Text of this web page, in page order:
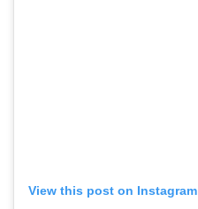
View this post on Instagram